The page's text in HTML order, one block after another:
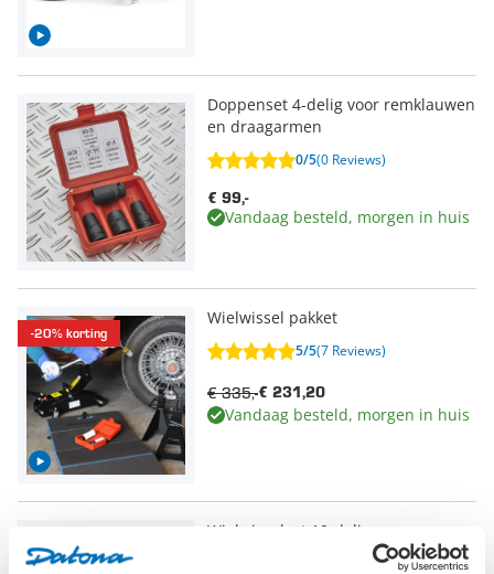
Doppenset 4-delig voor remklauwen
en draagarmen
0/5(0 Reviews)
€ 99,-
Vandaag besteld, morgen in huis
-20% korting
Wielwissel pakket
5/5(7 Reviews)
€ 231,20
€ 335,-
Vandaag besteld, morgen in huis
-20% korting
Wielwisselset 10-delig
(22 Reviews)